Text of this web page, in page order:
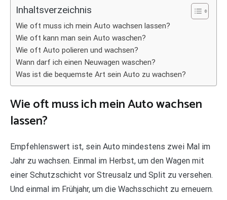
Inhaltsverzeichnis
Wie oft muss ich mein Auto wachsen lassen?
Wie oft kann man sein Auto waschen?
Wie oft Auto polieren und wachsen?
Wann darf ich einen Neuwagen waschen?
Was ist die bequemste Art sein Auto zu wachsen?
Wie oft muss ich mein Auto wachsen
lassen?
Empfehlenswert ist, sein Auto mindestens zwei Mal im
Jahr zu wachsen. Einmal im Herbst, um den Wagen mit
einer Schutzschicht vor Streusalz und Split zu versehen.
Und einmal im Frühjahr, um die Wachsschicht zu erneuern.